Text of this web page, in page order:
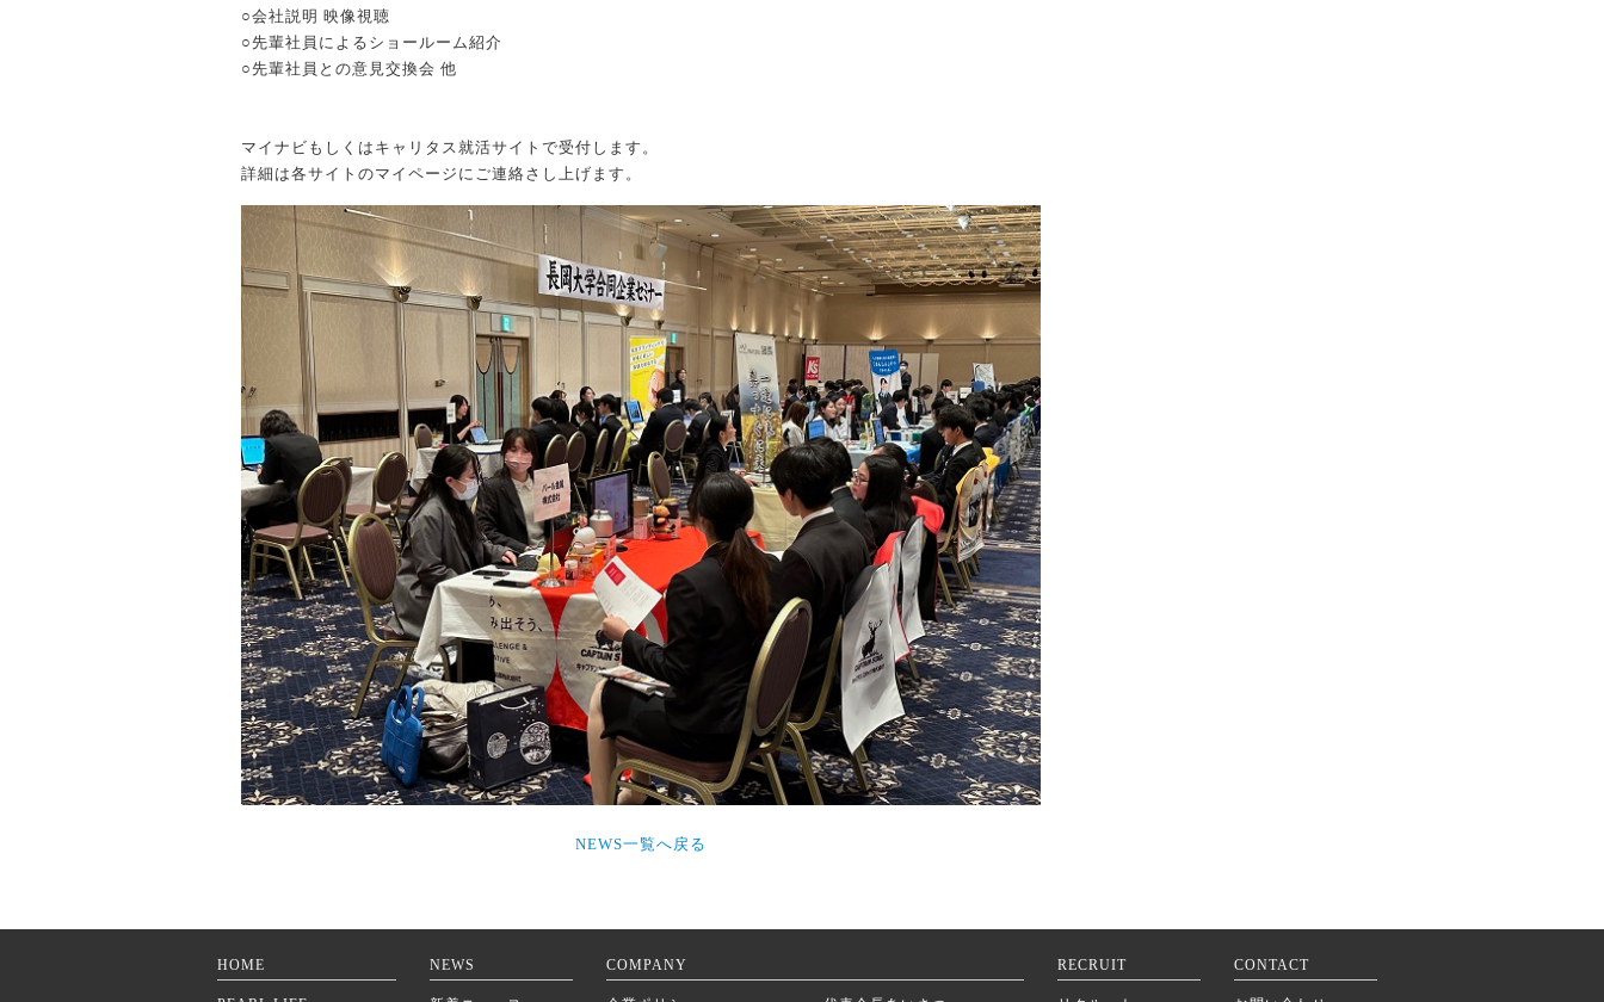
○会社説明 映像視聴
○先輩社員によるショールーム紹介
○先輩社員との意見交換会 他
マイナビもしくはキャリタス就活サイトで受付します。
詳細は各サイトのマイページにご連絡さし上げます。
NEWS一覧へ戻る
HOME NEWS COMPANY RECRUIT CONTACT